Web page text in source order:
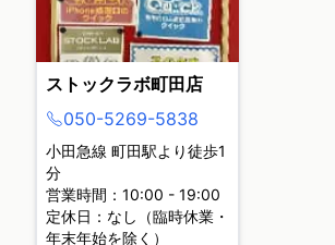
ストックラボ町田店
050-5269-5838
小田急線 町田駅より徒歩1
分
営業時間：10:00 - 19:00
定休日：なし（臨時休業・
年末年始を除く）